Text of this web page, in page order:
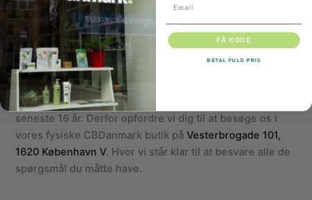
bæredygtighed.
Stadig i tvivl?
Vi ved godt at CBD produkter generelt kan lede til
mange spørgsmål, da det stadig er meget “nyt” her i
Europa, kontra USA hvor det har været normalt de
seneste 16 år. Derfor opfordre vi dig til at besøge os i
vores fysiske CBDanmark butik påVesterbrogade 101,
1620 København V. Hvor vi står klar til at besvare alle de
spørgsmål du måtte have.
FÅ KODE
BETAL FULD PRIS